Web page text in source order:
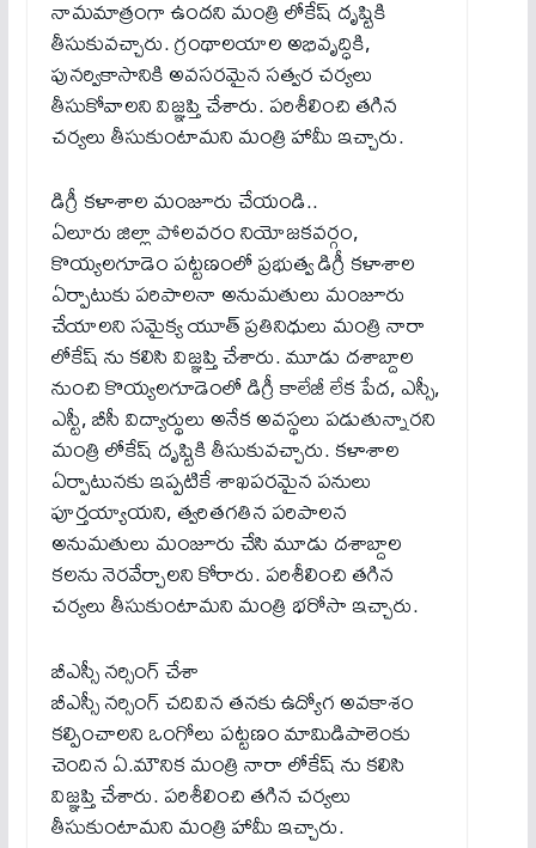
నామమాత్రంగా ఉందని మంత్రి లోకేష్ దృష్టికి
తీసుకువచ్చారు. గ్రంథాలయాల అభివృద్ధికి,
పునర్వికాసానికి అవసరమైన సత్వర చర్యలు
తీసుకోవాలని విజ్ఞప్తి చేశారు. పరిశీలించి తగిన
చర్యలు తీసుకుంటామని మంత్రి హామీ ఇచ్చారు.
డిగ్రీ కళాశాల మంజూరు చేయండి..
ఏలూరు జిల్లా పోలవరం నియోజకవర్గం,
కొయ్యలగూడెం పట్టణంలో ప్రభుత్వ డిగ్రీ కళాశాల
ఏర్పాటుకు పరిపాలనా అనుమతులు మంజూరు
చేయాలని సమైక్య యూత్ ప్రతినిధులు మంత్రి నారా
లోకేష్ ను కలిసి విజ్ఞప్తి చేశారు. మూడు దశాబ్దాల
నుంచి కొయ్యలగూడెంలో డిగ్రీ కాలేజీ లేక పేద, ఎస్సీ,
ఎస్టీ, బీసీ విద్యార్థులు అనేక అవస్థలు పడుతున్నారని
మంత్రి లోకేష్ దృష్టికి తీసుకువచ్చారు. కళాశాల
ఏర్పాటునకు ఇప్పటికే శాఖపరమైన పనులు
పూర్తయ్యాయని, త్వరితగతిన పరిపాలన
అనుమతులు మంజూరు చేసి మూడు దశాబ్దాల
కలను నెరవేర్చాలని కోరారు. పరిశీలించి తగిన
చర్యలు తీసుకుంటామని మంత్రి భరోసా ఇచ్చారు.
బీఎస్సీ న‌ర్సింగ్ చేశా
బీఎస్సీ నర్సింగ్ చదివిన తనకు ఉద్యోగ అవకాశం
కల్పించాలని ఒంగోలు పట్టణం మామిడిపాలెంకు
చెందిన ఏ.మౌనిక మంత్రి నారా లోకేష్ ను కలిసి
విజ్ఞప్తి చేశారు. పరిశీలించి తగిన చర్యలు
తీసుకుంటామని మంత్రి హామీ ఇచ్చారు.